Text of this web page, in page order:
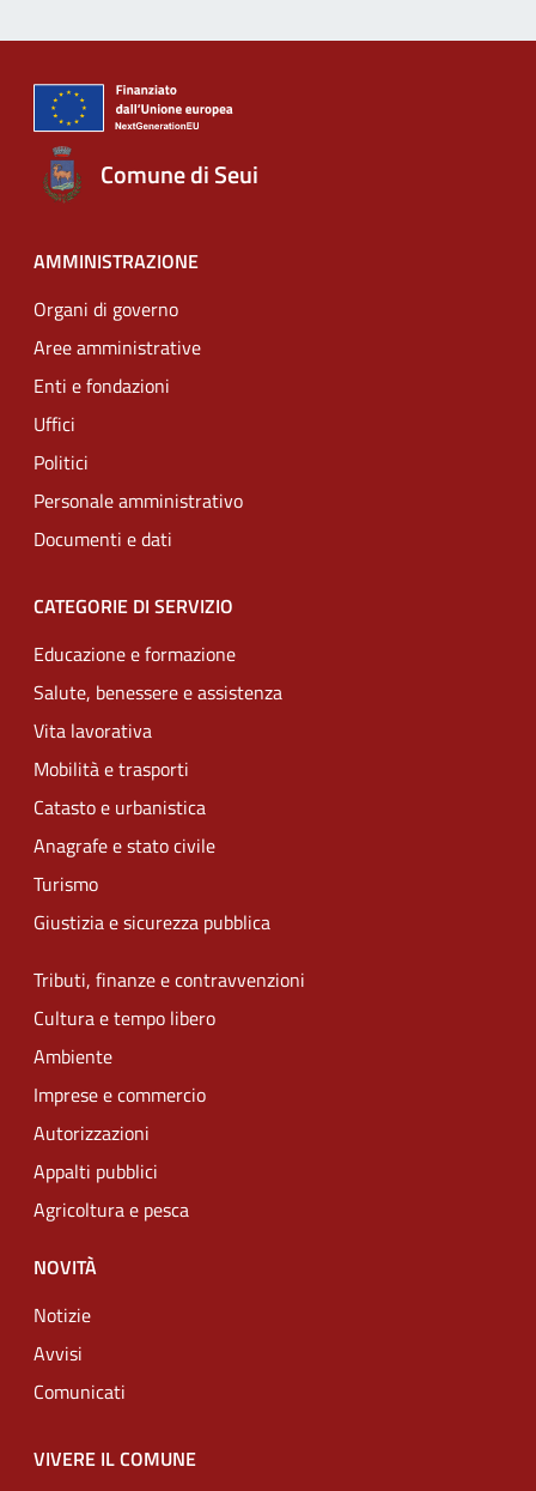
Comune di Seui
AMMINISTRAZIONE
Organi di governo
Aree amministrative
Enti e fondazioni
Uffici
Politici
Personale amministrativo
Documenti e dati
CATEGORIE DI SERVIZIO
Educazione e formazione
Salute, benessere e assistenza
Vita lavorativa
Mobilità e trasporti
Catasto e urbanistica
Anagrafe e stato civile
Turismo
Giustizia e sicurezza pubblica
Tributi, finanze e contravvenzioni
Cultura e tempo libero
Ambiente
Imprese e commercio
Autorizzazioni
Appalti pubblici
Agricoltura e pesca
NOVITÀ
Notizie
Avvisi
Comunicati
VIVERE IL COMUNE